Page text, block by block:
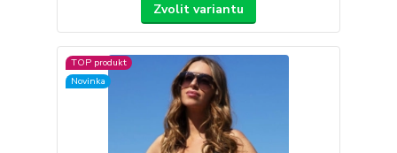
Zvolit variantu
TOP produkt
Novinka